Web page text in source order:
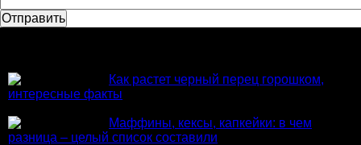
Как растет черный перец горошком,
интересные факты
Маффины, кексы, капкейки: в чем
разница – целый список составили